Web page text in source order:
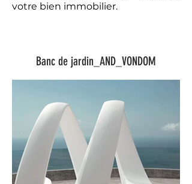
votre bien immobilier.
Banc de jardin_AND_VONDOM